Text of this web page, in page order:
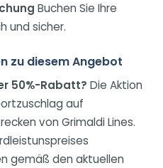
Buchen Sie Ihre
und sicher.
zu diesem Angebot
50%-Rabatt? Die Aktion
auf
von Grimaldi Lines.
gemäß den aktuellen